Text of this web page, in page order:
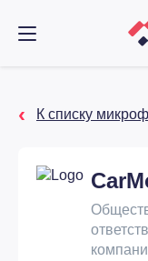
К списку